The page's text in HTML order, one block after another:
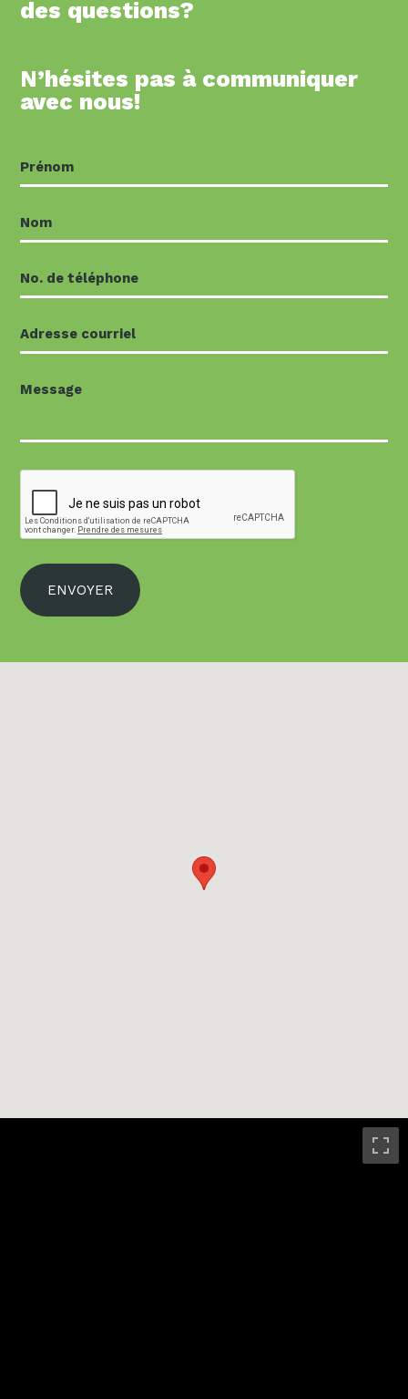
des questions?
N’hésites pas à communiquer
avec nous!